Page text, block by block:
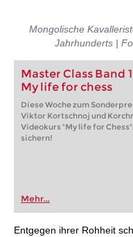
Mongolische
Jahrhunderts |
Master Class Band
My life for chess
Diese Woche zum
Viktor Kortschnoj und
Videokurs "My life for
sichern!
Mehr...
Entgegen ihrer Rohheit